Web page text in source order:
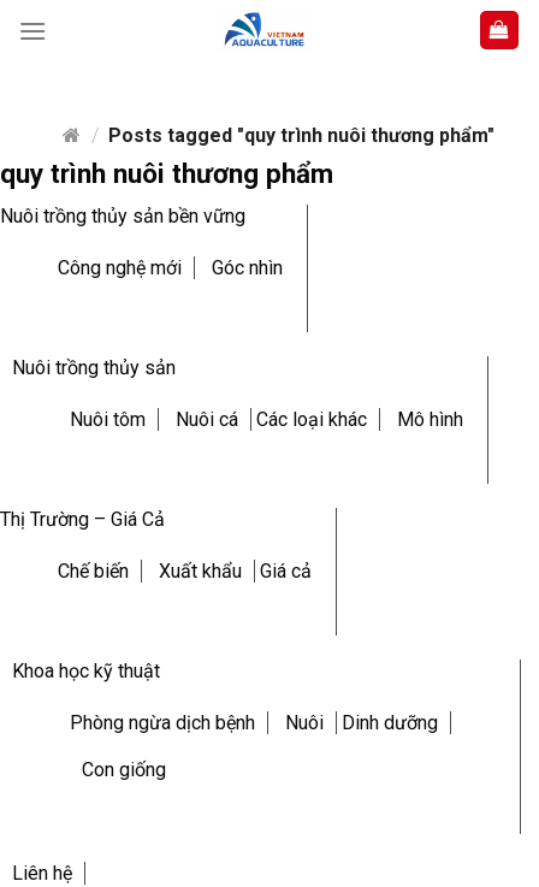
/ Posts tagged "quy trình nuôi thương phẩm"
quy trình nuôi thương phẩm
Nuôi trồng thủy sản bền vững
Công nghệ mới Góc nhìn
Nuôi trồng thủy sản
Nuôi tôm Nuôi cá Các loại khác Mô hình
Thị Trường – Giá Cả
Chế biến Xuất khẩu Giá cả
Khoa học kỹ thuật
Phòng ngừa dịch bệnh Nuôi Dinh dưỡng
Con giống
Liên hệ